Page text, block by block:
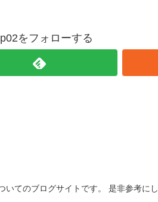
をフォローする
てのブログサイトです。 是非参考に